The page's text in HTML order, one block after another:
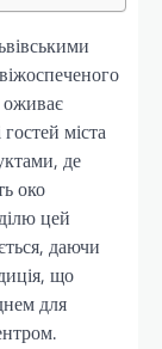
оживає
міста
де
око
цей
даючи
що
для